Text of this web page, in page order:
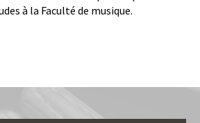
à la Faculté de musique.